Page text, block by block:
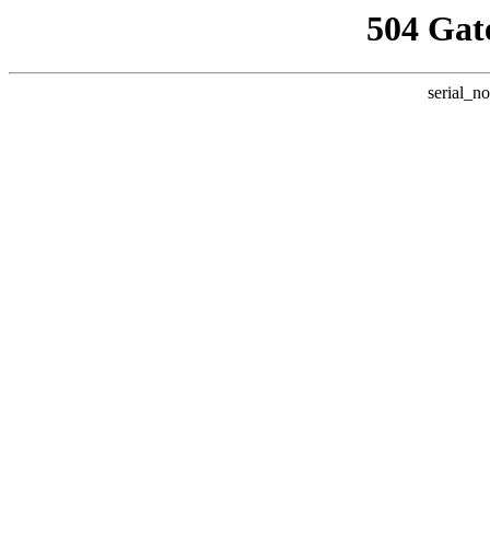
504